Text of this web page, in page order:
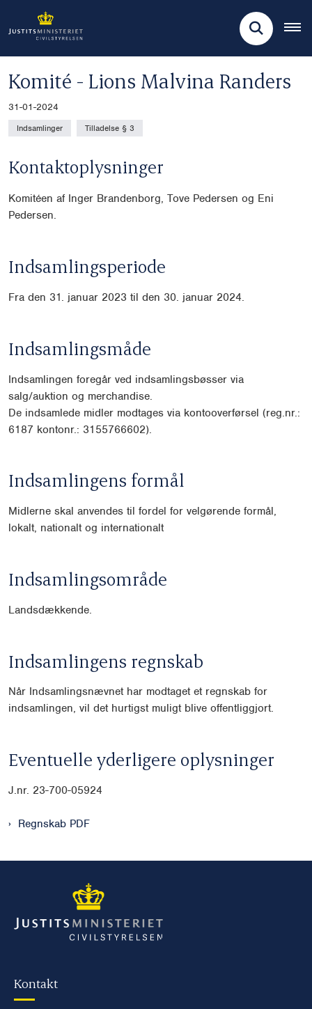
Komité - Lions Malvina Randers
31-01-2024
Indsamlinger Tilladelse § 3
Kontaktoplysninger
Komitéen af Inger Brandenborg, Tove Pedersen og Eni
Pedersen.
Indsamlingsperiode
Fra den 31. januar 2023 til den 30. januar 2024.
Indsamlingsmåde
Indsamlingen foregår ved indsamlingsbøsser via
salg/auktion og merchandise.
De indsamlede midler modtages via kontooverførsel (reg.nr.:
6187 kontonr.: 3155766602).
Indsamlingens formål
Midlerne skal anvendes til fordel for velgørende formål,
lokalt, nationalt og internationalt
Indsamlingsområde
Landsdækkende.
Indsamlingens regnskab
Når Indsamlingsnævnet har modtaget et regnskab for
indsamlingen, vil det hurtigst muligt blive offentliggjort.
Eventuelle yderligere oplysninger
J.nr. 23-700-05924
Regnskab PDF
Kontakt